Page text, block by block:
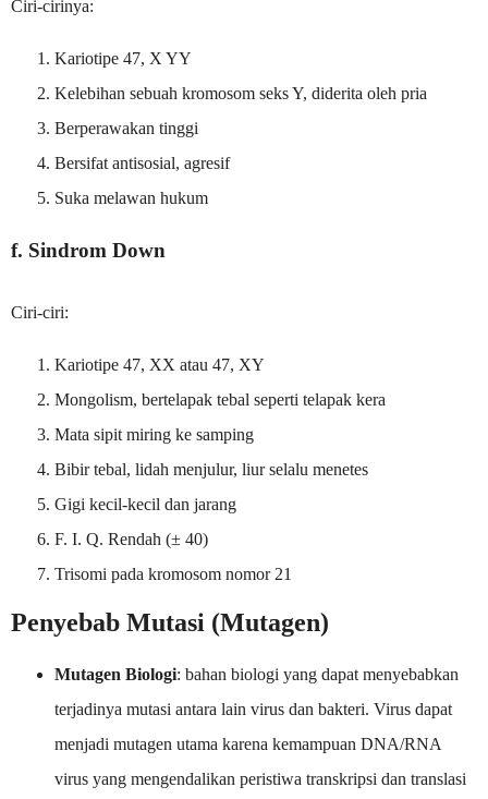
Ciri-cirinya:
Kariotipe 47, X YY
Kelebihan sebuah kromosom seks Y, diderita oleh pria
Berperawakan tinggi
Bersifat antisosial, agresif
Suka melawan hukum
f. Sindrom Down
Ciri-ciri:
Kariotipe 47, XX atau 47, XY
Mongolism, bertelapak tebal seperti telapak kera
Mata sipit miring ke samping
Bibir tebal, lidah menjulur, liur selalu menetes
Gigi kecil-kecil dan jarang
F. I. Q. Rendah (± 40)
Trisomi pada kromosom nomor 21
Penyebab Mutasi (Mutagen)
Mutagen Biologi: bahan biologi yang dapat menyebabkan
terjadinya mutasi antara lain virus dan bakteri. Virus dapat
menjadi mutagen utama karena kemampuan DNA/RNA
virus yang mengendalikan peristiwa transkripsi dan translasi